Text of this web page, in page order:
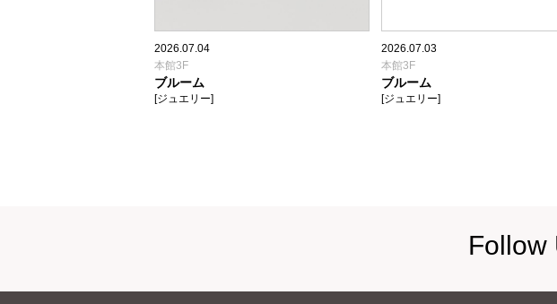
2026.07.04
本館3F
ブルーム
[ジュエリー]
2026.07.03
本館3F
ブルーム
[ジュエリー]
Follow